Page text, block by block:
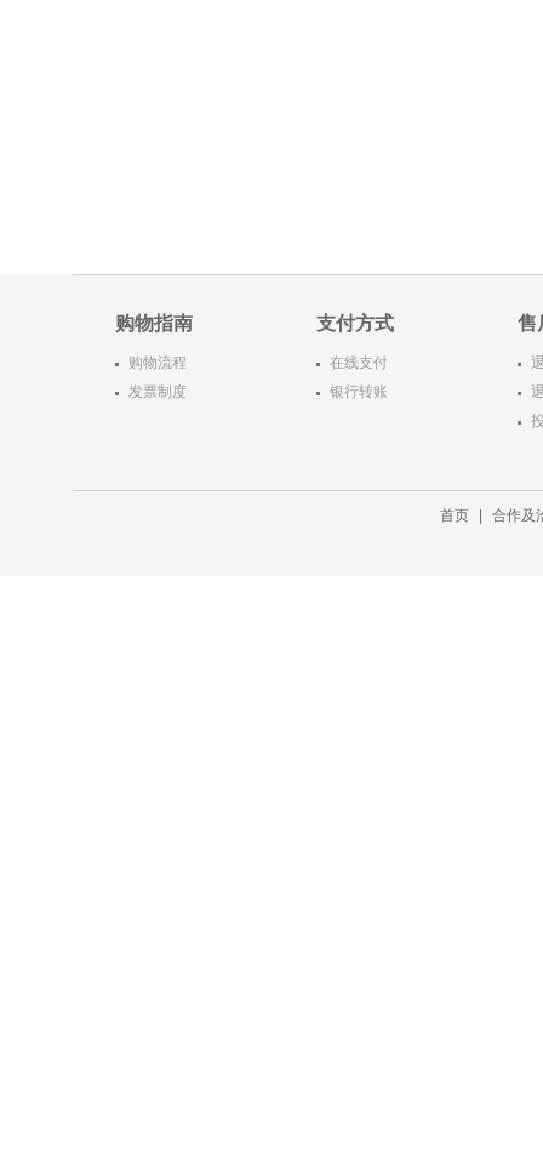
购物指南
购物流程
发票制度
支付方式
在线支付
银行转账
售
首页 合作及